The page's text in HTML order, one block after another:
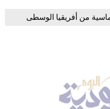
من أفريقيا الوسطى